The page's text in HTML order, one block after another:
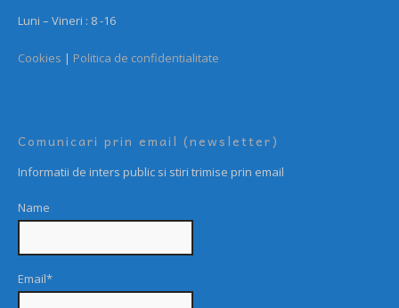
Luni – Vineri : 8 -16
Cookies | Politica de confidentialitate
Comunicari prin email (newsletter)
Informatii de inters public si stiri trimise prin email
Name
Email*